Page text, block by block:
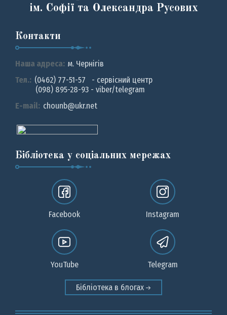
ім. Софії та Олександра Русових
Контакти
Наша адреса: м. Чернiгiв
Тел.: (0462) 77-51-57 - сервісний центр
(098) 895-28-93 - viber/telegram
E-mail: chounb@ukr.net
Бібліотека у соціальних мережах
Facebook Instagram
YouTube Telegram
Бібліотека в блогах